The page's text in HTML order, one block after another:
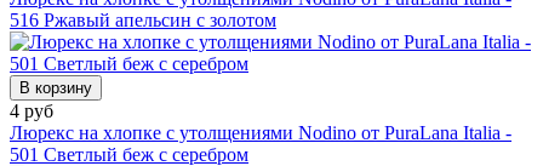
516 Ржавый апельсин с золотом
В корзину
4 руб
Люрекс на хлопке с утолщениями Nodino от PuraLana Italia -
501 Светлый беж с серебром